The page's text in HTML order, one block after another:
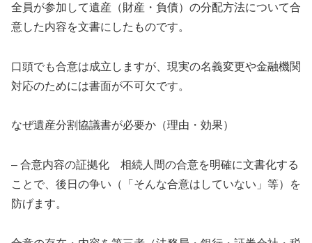
全員が参加して遺産（財産・負債）の分配方法について合
意した内容を文書にしたものです。
口頭でも合意は成立しますが、現実の名義変更や金融機関
対応のためには書面が不可欠です。
なぜ遺産分割協議書が必要か（理由・効果）
– 合意内容の証拠化 相続人間の合意を明確に文書化する
ことで、後日の争い（「そんな合意はしていない」等）を
防げます。